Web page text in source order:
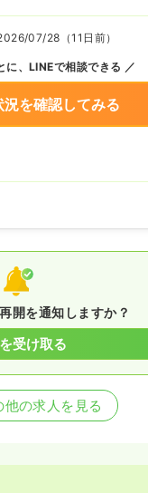
07/28（11日前）
に、LINEで相談できる
を確認してみる
開を通知しますか？
受け取る
他の求人を見る